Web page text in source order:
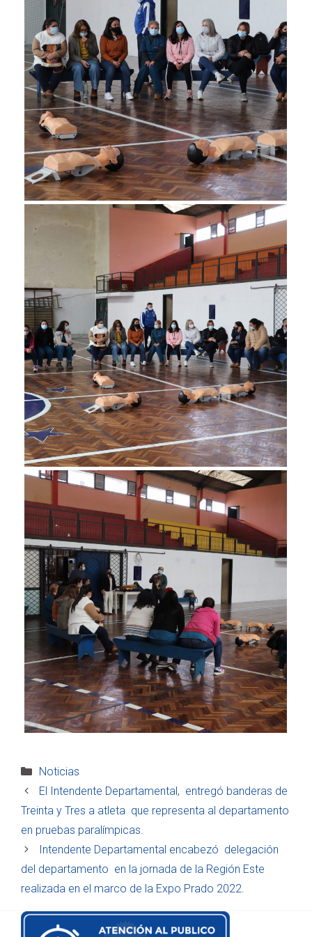
Categorías
Noticias
El Intendente Departamental, entregó banderas de
Treinta y Tres a atleta que representa al departamento
en pruebas paralímpicas.
Intendente Departamental encabezó delegación
del departamento en la jornada de la Región Este
realizada en el marco de la Expo Prado 2022.